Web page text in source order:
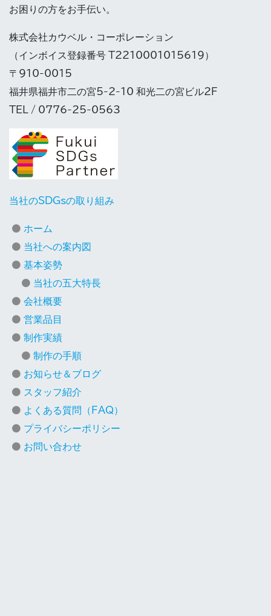
お困りの方をお手伝い。
株式会社カウベル・コーポレーション
（インボイス登録番号 T2210001015619）
〒910-0015
福井県福井市二の宮5-2-10 和光二の宮ビル2F
TEL / 0776-25-0563
当社のSDGsの取り組み
ホーム
当社への案内図
基本姿勢
当社の五大特長
会社概要
営業品目
制作実績
制作の手順
お知らせ＆ブログ
スタッフ紹介
よくある質問（FAQ）
プライバシーポリシー
お問い合わせ